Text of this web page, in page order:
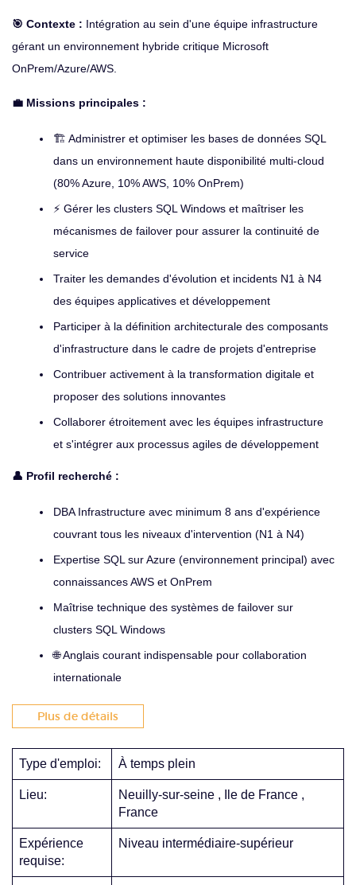
🎯 Contexte : Intégration au sein d'une équipe infrastructure
gérant un environnement hybride critique Microsoft
OnPrem/Azure/AWS.
💼 Missions principales :
🏗️ Administrer et optimiser les bases de données SQL
dans un environnement haute disponibilité multi-cloud
(80% Azure, 10% AWS, 10% OnPrem)
⚡ Gérer les clusters SQL Windows et maîtriser les
mécanismes de failover pour assurer la continuité de
service
Traiter les demandes d'évolution et incidents N1 à N4
des équipes applicatives et développement
Participer à la définition architecturale des composants
d'infrastructure dans le cadre de projets d'entreprise
Contribuer activement à la transformation digitale et
proposer des solutions innovantes
Collaborer étroitement avec les équipes infrastructure
et s'intégrer aux processus agiles de développement
👤 Profil recherché :
DBA Infrastructure avec minimum 8 ans d'expérience
couvrant tous les niveaux d'intervention (N1 à N4)
Expertise SQL sur Azure (environnement principal) avec
connaissances AWS et OnPrem
Maîtrise technique des systèmes de failover sur
clusters SQL Windows
🌐 Anglais courant indispensable pour collaboration
internationale
Plus de détails
Type d'emploi: À temps plein
Lieu:
Neuilly-sur-seine , Ile de France ,
France
Expérience
requise:
Niveau intermédiaire-supérieur